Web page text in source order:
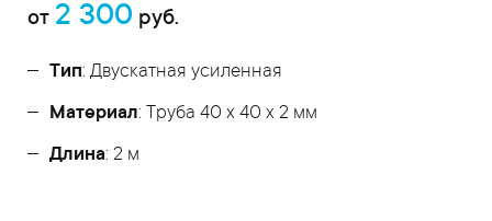
от 2 300 руб.
Тип: Двускатная усиленная
Материал: Труба 40 x 40 x 2 мм
Длина: 2 м